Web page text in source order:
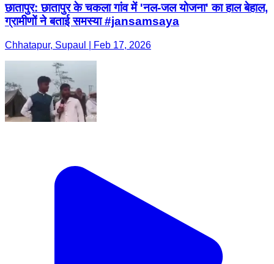
छातापुर: छातापुर के चकला गांव में 'नल-जल योजना' का हाल बेहाल,
ग्रामीणों ने बताई समस्या #jansamsaya
Chhatapur, Supaul | Feb 17, 2026